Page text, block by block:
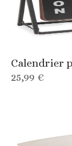
Calendrier
25,99 €